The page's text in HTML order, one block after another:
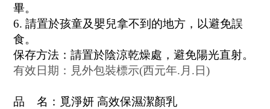
畢。
6. 請置於孩童及嬰兒拿不到的地方，以避免誤
食。
保存方法：請置於陰涼乾燥處，避免陽光直射。
有效日期：見外包裝標示(西元年. 月 . 日)
品 名：覓淨妍 高效保濕潔顏乳